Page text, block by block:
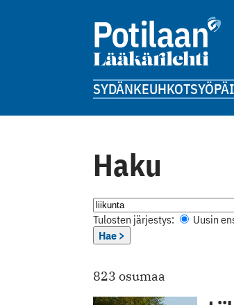
SYDÄNKEUHKOTSYÖPÄ
Haku
Tulosten järjestys: Uusin
Hae >
823 osumaa